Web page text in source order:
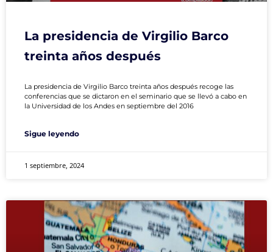
La presidencia de Virgilio Barco
treinta años después
La presidencia de Virgilio Barco treinta años después recoge las
conferencias que se dictaron en el seminario que se llevó a cabo en
la Universidad de los Andes en septiembre del 2016
Sigue leyendo
1 septiembre, 2024